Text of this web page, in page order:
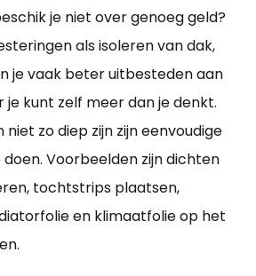
je niet over genoeg geld?
als isoleren van dak,
je vaak beter uitbesteden aan
je kunt zelf meer dan je denkt.
niet zo diep zijn zijn eenvoudige
Voorbeelden zijn dichten
tochtstrips plaatsen,
en klimaatfolie op het